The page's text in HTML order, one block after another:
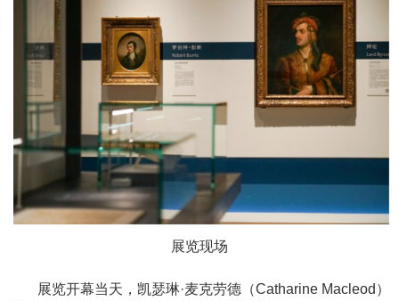
展览现场
展览开幕当天，凯瑟琳·麦克劳德（Catharine Macleod）